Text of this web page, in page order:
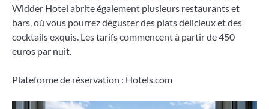
Widder Hotel abrite également plusieurs restaurants et
bars, où vous pourrez déguster des plats délicieux et des
cocktails exquis. Les tarifs commencent à partir de 450
euros par nuit.
Plateforme de réservation : Hotels.com